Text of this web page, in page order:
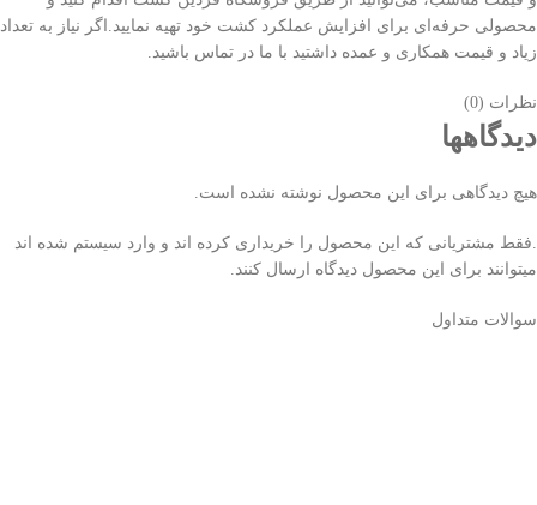
محصولی حرفه‌ای برای افزایش عملکرد کشت خود تهیه نمایید.اگر نیاز به تعداد
زیاد و قیمت همکاری و عمده داشتید با ما در تماس باشید.
نظرات (0)
دیدگاهها
هیچ دیدگاهی برای این محصول نوشته نشده است.
.فقط مشتریانی که این محصول را خریداری کرده اند و وارد سیستم شده اند
میتوانند برای این محصول دیدگاه ارسال کنند.
سوالات متداول